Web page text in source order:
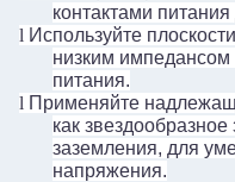
контактами
l Используйте
низким
питания.
l Применяйте
как
заземления, для
напряжения.